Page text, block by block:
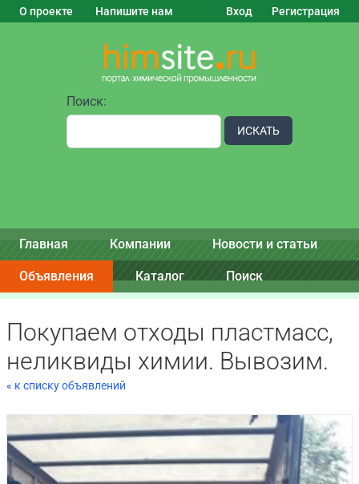
О проекте Напишите нам Вход Регистрация
Поиск:
ИСКАТЬ
Главная Компании Новости и статьи
Объявления Каталог Поиск
Покупаем отходы пластмасс,
неликвиды химии. Вывозим.
« к списку объявлений